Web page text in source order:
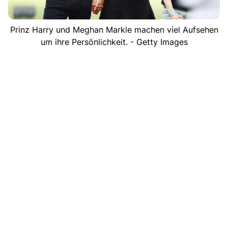
Prinz Harry und Meghan Markle machen viel Aufsehen
um ihre Persönlichkeit. - Getty Images